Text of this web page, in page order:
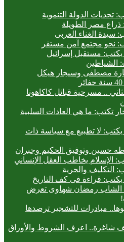
تحديات الدولة التنموية
ذراع مصر الطويلة
سيدة الغناء العربى
نحو مجتمع آمن مستقر
مستقبل إسرائيل
الشياطين
مصطفى وسيجار هيكل
.. مسرحية قبائل كاكاهونا
تكتب: ما هي العادات السلبية
لا تطبيع مع سياسة ذات
حسين وتوفيق الحكيم وجبران
الإسلام يخاطب العقل الإنساني
التكليف والحرية
قراءة فى كف التاريخ
الشاب رمضان شهاوى تعرض
مبادرات للتشجير ترصدها
شاغرة.. اعرف الشروط والأوراق